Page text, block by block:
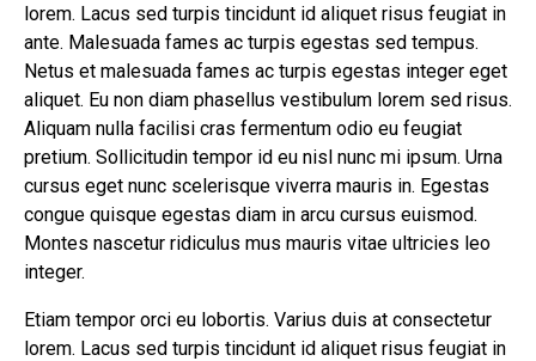
lorem. Lacus sed turpis tincidunt id aliquet risus feugiat in
ante. Malesuada fames ac turpis egestas sed tempus.
Netus et malesuada fames ac turpis egestas integer eget
aliquet. Eu non diam phasellus vestibulum lorem sed risus.
Aliquam nulla facilisi cras fermentum odio eu feugiat
pretium. Sollicitudin tempor id eu nisl nunc mi ipsum. Urna
cursus eget nunc scelerisque viverra mauris in. Egestas
congue quisque egestas diam in arcu cursus euismod.
Montes nascetur ridiculus mus mauris vitae ultricies leo
integer.
Etiam tempor orci eu lobortis. Varius duis at consectetur
lorem. Lacus sed turpis tincidunt id aliquet risus feugiat in